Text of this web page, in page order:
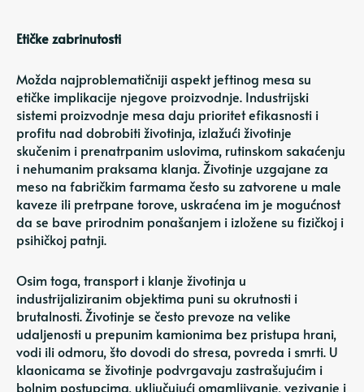
Etičke zabrinutosti
Možda najproblematičniji aspekt jeftinog mesa su
etičke implikacije njegove proizvodnje. Industrijski
sistemi proizvodnje mesa daju prioritet efikasnosti i
profitu nad dobrobiti životinja, izlažući životinje
skučenim i prenatrpanim uslovima, rutinskom sakaćenju
i nehumanim praksama klanja. Životinje uzgajane za
meso na fabričkim farmama često su zatvorene u male
kaveze ili pretrpane torove, uskraćena im je mogućnost
da se bave prirodnim ponašanjem i izložene su fizičkoj i
psihičkoj patnji.
Osim toga, transport i klanje životinja u
industrijaliziranim objektima puni su okrutnosti i
brutalnosti. Životinje se često prevoze na velike
udaljenosti u prepunim kamionima bez pristupa hrani,
vodi ili odmoru, što dovodi do stresa, povreda i smrti. U
klaonicama se životinje podvrgavaju zastrašujućim i
bolnim postupcima, uključujući omamljivanje, vezivanje i